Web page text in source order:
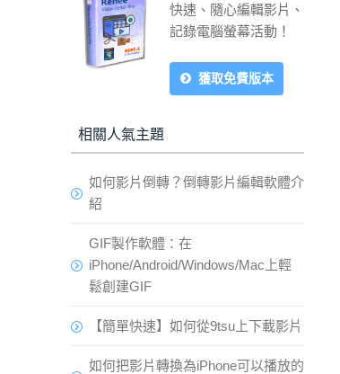
快速、隨心編輯影片、
記錄電腦螢幕活動！
獲取免費版本
相關人氣主題
如何影片倒轉？倒轉影片編輯軟體介
紹
GIF製作軟體：在
iPhone/Android/Windows/Mac上輕
鬆創建GIF
【簡單快速】如何從9tsu上下載影片
如何把影片轉換為iPhone可以播放的